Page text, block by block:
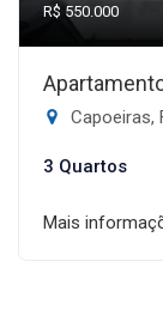
R$ 550.000
Capoeiras,
3 Quartos
Mais